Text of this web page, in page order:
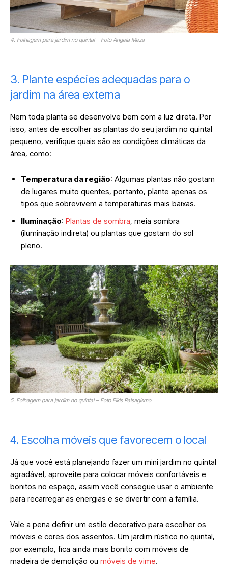
4. Folhagem para jardim no quintal – Foto Angela Meza
3. Plante espécies adequadas para o
jardim na área externa
Nem toda planta se desenvolve bem com a luz direta. Por
isso, antes de escolher as plantas do seu jardim no quintal
pequeno, verifique quais são as condições climáticas da
área, como:
Temperatura da região: Algumas plantas não gostam
de lugares muito quentes, portanto, plante apenas os
tipos que sobrevivem a temperaturas mais baixas.
Iluminação: Plantas de sombra, meia sombra
(iluminação indireta) ou plantas que gostam do sol
pleno.
5. Folhagem para jardim no quintal – Foto Elkis Paisagismo
4. Escolha móveis que favorecem o local
Já que você está planejando fazer um mini jardim no quintal
agradável, aproveite para colocar móveis confortáveis e
bonitos no espaço, assim você consegue usar o ambiente
para recarregar as energias e se divertir com a família.
Vale a pena definir um estilo decorativo para escolher os
móveis e cores dos assentos. Um jardim rústico no quintal,
por exemplo, fica ainda mais bonito com móveis de
madeira de demolição ou móveis de vime.